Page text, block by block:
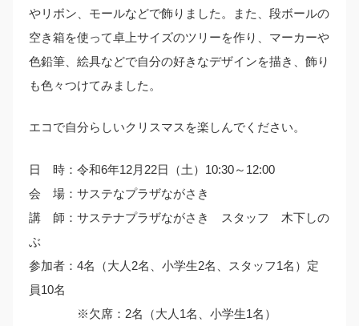
やリボン、モールなどで飾りました。また、段ボールの
空き箱を使って卓上サイズのツリーを作り、マーカーや
色鉛筆、絵具などで自分の好きなデザインを描き、飾り
も色々つけてみました。
エコで自分らしいクリスマスを楽しんでください。
日 時：令和6年12月22日（土）10:30～12:00
会 場：サステなプラザながさき
講 師：サステナプラザながさき スタッフ 木下しの
ぶ
参加者：4名（大人2名、小学生2名、スタッフ1名）定
員10名
※欠席：2名（大人1名、小学生1名）